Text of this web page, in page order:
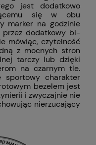
jest dodatkowo
się w obu
marker na godzinie
przez dodatkowy bi-
mówiąc, czytelność
z mocnych stron
tarczy lub dzięki
na czarnym tle.
sportowy charakter
bezelem jest
i zwyczajnie nie
nierzucający